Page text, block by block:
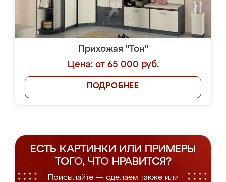
Прихожая "Тон"
Цена: от 65 000 руб.
ПОДРОБНЕЕ
ЕСТЬ КАРТИНКИ ИЛИ ПРИМЕРЫ
ТОГО, ЧТО НРАВИТСЯ?
Присылайте — сделаем также или